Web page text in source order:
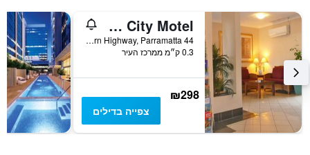
Parramatta City Motel
44 Great Western Highway, Parramatta, פרמאטה, NSW, אוסטרליה
0.3 ק״מ ממרכז העיר
₪298
צפייה בדילים